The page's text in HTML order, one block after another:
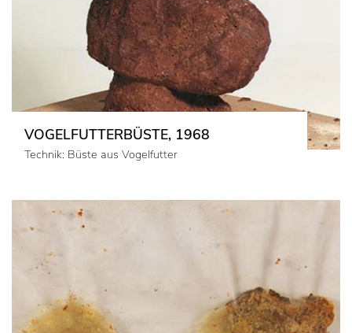
VOGELFUTTERBÜSTE, 1968
Technik: Büste aus Vogelfutter